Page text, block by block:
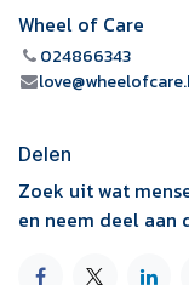
Wheel of Care
024866343
Delen
Zoek uit wat
en neem deel aan